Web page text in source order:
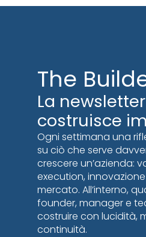
The
La
costruisce
Ogni settimana una
su ciò che serve
crescere un’azienda:
execution,
mercato. All’interno,
founder, manager e
costruire con lucidità,
continuità.